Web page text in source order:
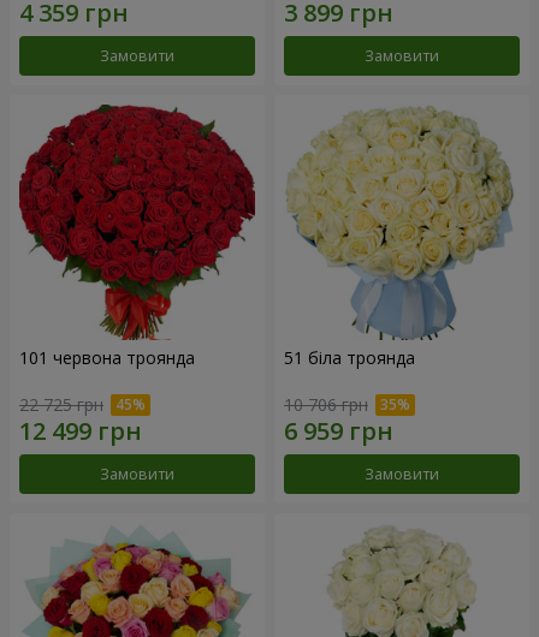
Замовити Замовити
101 червона троянда
22 725 грн
Замовити
51 біла троянда
10 706 грн
Замовити